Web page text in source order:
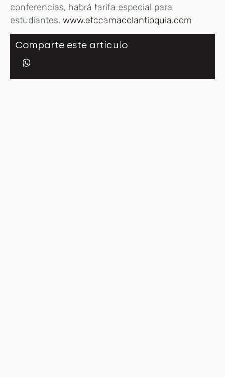
conferencias, habrá tarifa especial para
estudiantes. www.etccamacolantioquia.com
Comparte este artículo